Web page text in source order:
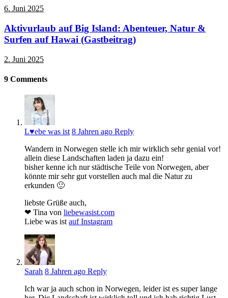
6. Juni 2025
Aktivurlaub auf Big Island: Abenteuer, Natur &
Surfen auf Hawai (Gastbeitrag)
2. Juni 2025
9 Comments
L♥ebe was ist 8 Jahren ago Reply
Wandern in Norwegen stelle ich mir wirklich sehr genial vor!
allein diese Landschaften laden ja dazu ein!
bisher kenne ich nur städtische Teile von Norwegen, aber
könnte mir sehr gut vorstellen auch mal die Natur zu
erkunden 🙂
liebste Grüße auch,
❤ Tina von liebewasist.com
Liebe was ist auf Instagram
Sarah 8 Jahren ago Reply
Ich war ja auch schon in Norwegen, leider ist es super lange